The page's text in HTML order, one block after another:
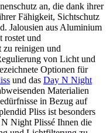
an, die dank ihrer
Fähigkeit, Sichtschutz
Jalousien aus Aluminium
rostet und
zu reinigen und
von Licht und
Optionen für
und das Day N Night
Materialien
in Bezug auf
Pliss ist besonders
Night Plissé Ihnen die